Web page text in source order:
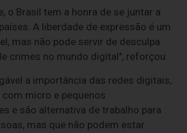
o Brasil tem a honra de se juntar a
A liberdade de expressão é um
mas não pode servir de desculpa
crimes no mundo digital", reforçou.
a importância das redes digitais,
micro e pequenos
e são alternativa de trabalho para
mas que não podem estar